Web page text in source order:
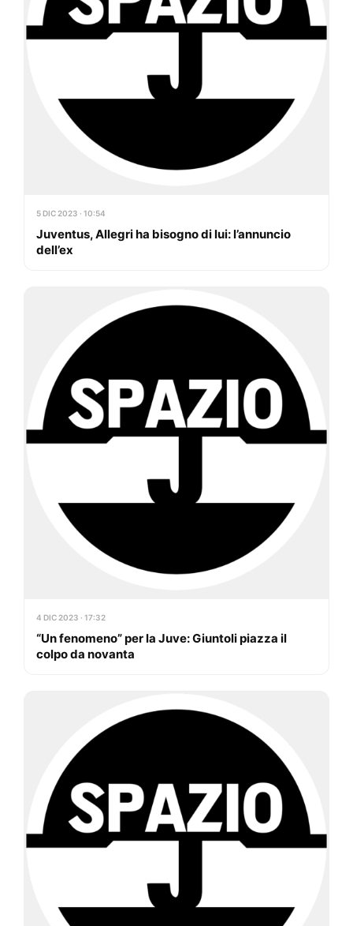
5 DIC 2023 · 10:54
Juventus, Allegri ha bisogno di lui: l’annuncio
dell’ex
4 DIC 2023 · 17:32
“Un fenomeno” per la Juve: Giuntoli piazza il
colpo da novanta